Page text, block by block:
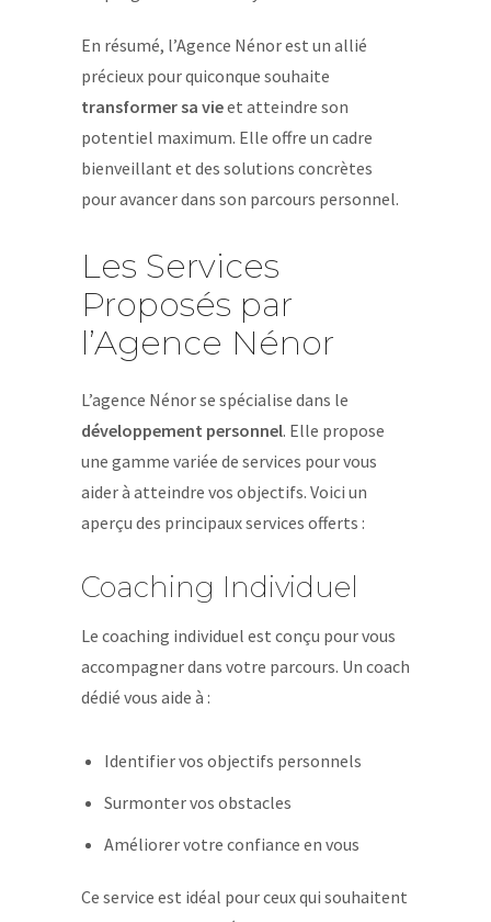
En résumé, l’Agence Nénor est un allié
précieux pour quiconque souhaite
transformer sa vieet atteindre son
potentiel maximum. Elle offre un cadre
bienveillant et des solutions concrètes
pour avancer dans son parcours personnel.
Les Services
Proposés par
l’Agence Nénor
L’agence Nénor se spécialise dans le
développement personnel. Elle propose
une gamme variée de services pour vous
aider à atteindre vos objectifs. Voici un
aperçu des principaux services offerts :
Coaching Individuel
Le coaching individuel est conçu pour vous
accompagner dans votre parcours. Un coach
dédié vous aide à :
Identifier vos objectifs personnels
Surmonter vos obstacles
Améliorer votre confiance en vous
Ce service est idéal pour ceux qui souhaitent